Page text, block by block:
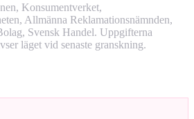
Konsumentverket,
Allmänna Reklamationsnämnden,
Svensk Handel. Uppgifterna
läget vid senaste granskning.